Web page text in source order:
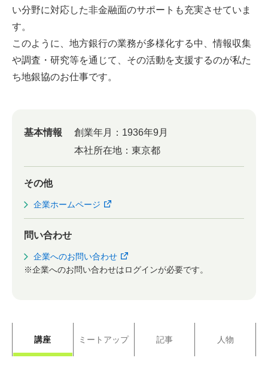
い分野に対応した非金融面のサポートも充実させていま
す。
このように、地方銀行の業務が多様化する中、情報収集
や調査・研究等を通じて、その活動を支援するのが私た
ち地銀協のお仕事です。
基本情報 創業年月： 1936年9月
本社所在地： 東京都
その他
企業ホームページ
問い合わせ
企業へのお問い合わせ
※企業へのお問い合わせはログインが必要です。
講座 ミートアップ 記事 人物